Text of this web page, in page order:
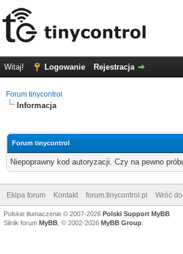
Witaj! Logowanie Rejestracja
Forum tinycontrol
Informacja
Forum tinycontrol
Niepoprawny kod autoryzacji. Czy na pewno
Ekipa forum Kontakt forum.tinycontrol.pl Wróć
Polskie tłumaczenie © 2007-2026 Polski Support MyBB
Silnik forum MyBB , © 2002-2026 MyBB Group